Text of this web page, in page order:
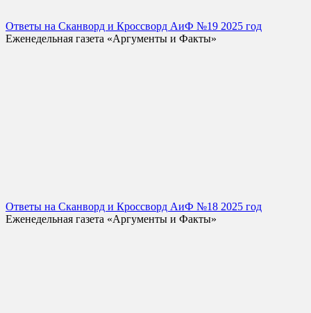
Ответы на Сканворд и Кроссворд АиФ №19 2025 год
Еженедельная газета «Аргументы и Факты»
Ответы на Сканворд и Кроссворд АиФ №18 2025 год
Еженедельная газета «Аргументы и Факты»